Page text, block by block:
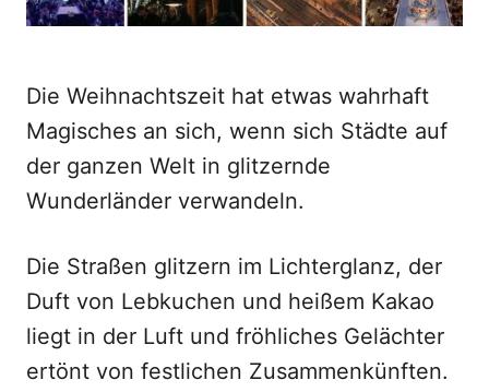
Die Weihnachtszeit hat etwas wahrhaft
Magisches an sich, wenn sich Städte auf
der ganzen Welt in glitzernde
Wunderländer verwandeln.
Die Straßen glitzern im Lichterglanz, der
Duft von Lebkuchen und heißem Kakao
liegt in der Luft und fröhliches Gelächter
ertönt von festlichen Zusammenkünften.